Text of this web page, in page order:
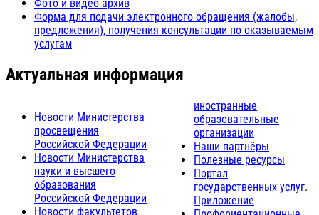
Фото и видео архив
Форма для подачи электронного обращения (жалобы,
предложения), получения консультации по оказываемым
услугам
Актуальная информация
Новости Министерства
просвещения
Российской Федерации
Новости Министерства
науки и высшего
образования
Российской Федерации
Новости факультетов
иностранные
образовательные
организации
Наши партнёры
Полезные ресурсы
Портал
государственных услуг.
Приложение